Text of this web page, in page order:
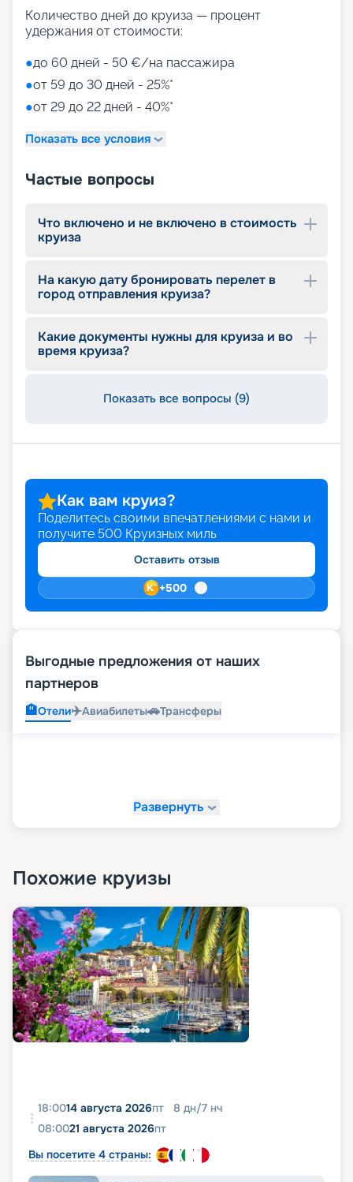
для детей)
Aquapark (с открытыми игровыми
водными пушками, 3 водными горками с
эффектами виртуальной реальности)
мини-гольф и теннис
7 бассейнов
детский внутренний комплекс,
Количество дней до круиза — процент
удержания от стоимости:
●до 60 дней - 50 €/на пассажира
●от 59 до 30 дней - 25%*
●от 29 до 22 дней - 40%*
Показать все условия
Частые вопросы
Что включено и не включено в стоимость
круиза
На какую дату бронировать перелет в
город отправления круиза?
Какие документы нужны для круиза и во
время круиза?
Показать все вопросы (9)
Как вам круиз?
Поделитесь своими впечатлениями с нами и
получите 500 Круизных миль
Оставить отзыв
+500
Выгодные предложения от наших
партнеров
🏨Отели✈️Авиабилеты🚗Трансферы
Развернуть
Похожие круизы
18:0014 августа 2026пт 8 дн/7 нч
08:0021 августа 2026пт
Вы посетите 4 страны: